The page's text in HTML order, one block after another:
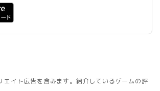
イト広告を含みます。紹介しているゲームの評